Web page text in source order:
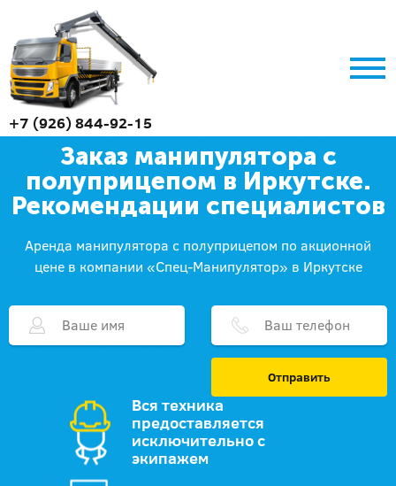
+7 (926) 844-92-15
Заказ манипулятора с
полуприцепом в Иркутске.
Рекомендации специалистов
Аренда манипулятора с полуприцепом по акционной
цене в компании «Спец-Манипулятор» в Иркутске
Отправить
Вся техника
предоставляется
исключительно с
экипажем